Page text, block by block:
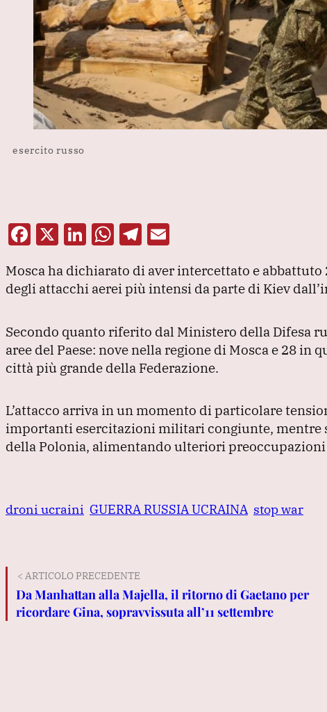
esercito russo
F
c
e
b
o
o
X Li
k
e
dI
n
W
at
s
A
p
p
T
e
gr
a
m
ai
l
Mosca ha dichiarato di aver intercettato e
degli attacchi aerei più intensi da parte di Kiev
Secondo quanto riferito dal Ministero della Difesa
aree del Paese: nove nella regione di Mosca e 28 in
città più grande della Federazione.
L’attacco arriva in un momento di particolare
importanti esercitazioni militari congiunte, mentre
della Polonia, alimentando ulteriori
droni ucraini GUERRA RUSSIA UCRAINA stop war
< ARTICOLO PRECEDENTE
Da Manhattan alla Majella, il ritorno di Gaetano per
ricordare Gina, sopravvissuta all’11 settembre